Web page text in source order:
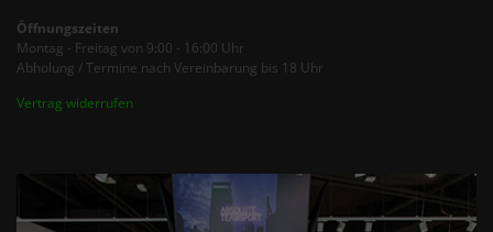
Öffnungszeiten
Montag - Freitag von 9:00 - 16:00 Uhr
Abholung / Termine nach Vereinbarung bis 18 Uhr
Vertrag widerrufen